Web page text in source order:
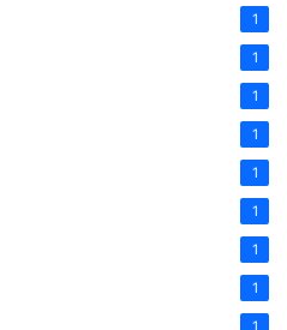
1
1
1
1
1
1
1
1